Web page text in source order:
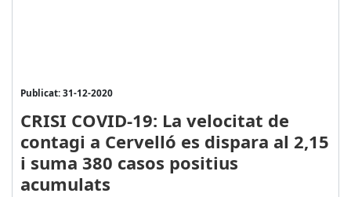
Publicat: 31-12-2020
CRISI COVID-19: La velocitat de
contagi a Cervelló es dispara al 2,15
i suma 380 casos positius
acumulats